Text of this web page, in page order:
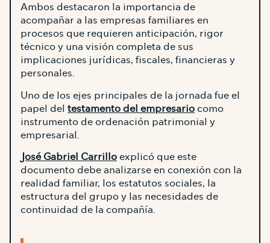
Ambos destacaron la importancia de
acompañar a las empresas familiares en
procesos que requieren anticipación, rigor
técnico y una visión completa de sus
implicaciones jurídicas, fiscales, financieras y
personales.
Uno de los ejes principales de la jornada fue el
papel del testamento del empresariocomo
instrumento de ordenación patrimonial y
empresarial.
José Gabriel Carrilloexplicó que este
documento debe analizarse en conexión con la
realidad familiar, los estatutos sociales, la
estructura del grupo y las necesidades de
continuidad de la compañía.